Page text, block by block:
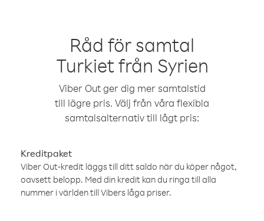
Råd för samtal
Turkiet från Syrien
Viber Out ger dig mer samtalstid
till lägre pris. Välj från våra flexibla
samtalsalternativ till lågt pris:
Kreditpaket
Viber Out-kredit läggs till ditt saldo när du köper något,
oavsett belopp. Med din kredit kan du ringa till alla
nummer i världen till Vibers låga priser.